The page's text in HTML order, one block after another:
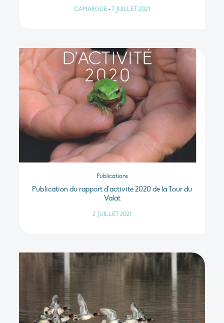
CAMARGUE • 7 JUILLET 2021
Publications
Publication du rapport d’activité 2020 de la Tour du
Valat
2 JUILLET 2021